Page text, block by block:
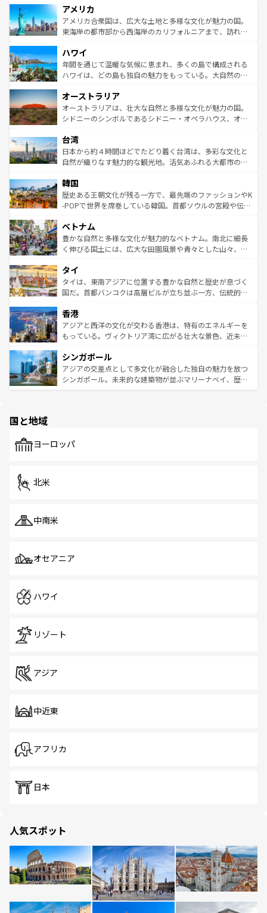
ンツ一覧を参照してほしい。
の建物がそのまま残る町や、スイスならではのユニークな
博物館もあり、アルプス観光だけでなく町歩きも満喫する
ことができる。国民の所得が高いため物価も高いが、旅行
ば市内交通費無料で観光を楽しむこともできる。 なお、新
着のスイス情報はコンテンツ一覧 を参照してほしい。
アメリカ
アメリカ合衆国は、広大な土地と多様な文化が魅力の国。
東海岸の都市部から西海岸のカリフォルニアまで、訪れる
のような巨大都市は、観光、ショッピング、エンターテイ
ンメントが詰まった刺激的なスポットだ。一方、アメリカ
西部には大自然が広がり、グランドキャニオンやイエロー
部のニューオーリンズでは、音楽と美食が融合した独特の
文化が魅力。旅行者はアメリカの各地域で異なる魅力を楽
しみながら、その多様性と豊かな歴史を感じることができ
ならではの贅沢な旅のスタイルだ。 なお、新着のアメリカ
情報はコンテンツ一覧を参照してほしい。
ハワイ
年間を通じて温暖な気候に恵まれ、多くの島で構成される
ハワイは、どの島も独自の魅力をもっている。大自然の神
ワイ島は見逃せない。また、定番の観光地といえばオアフ
島だが、静かな自然を求めるならマウイ島やカウアイ島が
おすすめ。エメラルドグリーンに輝く海をはじめ、豊かな
れるおもてなしの心で訪れる人々を迎えてくれるハワイの
人々、おいしいローカルフードやハワイアンミュージッ
ク、伝統的なフラダンスなど、すべてがハワイの魅力を彩
ワイを、存分に味わってほしい。 なお、新着のハワイ情報
はコンテンツ一覧を参照してほしい。
オーストラリア
オーストラリアは、壮大な自然と多様な文化が魅力の国。
シドニーのシンボルであるシドニー・オペラハウス、オー
リアリーフや大陸中央部にそびえるウルル（エアーズロッ
ク）、タスマニアの美しい原生林やケアンズの熱帯雨林な
ど、見どころがたくさん。また、カフェやワイン、オージ
いる。アクティビティも充実しており、サーフィンやダイ
ビング、ハイキングなど、アウトドア好きにはたまらな
い。オーストラリアの多彩な魅力を存分に味わいつくそ
参照してほしい。
台湾
日本から約４時間ほどでたどり着く台湾は、多彩な文化と
自然が織りなす魅力的な観光地。活気あふれる大都市の台
ン）、静ひつな山岳地帯である台湾東部など、都市の喧騒
と山間の静けさが共存しており、訪れる人に新しい発見と
驚きをもたらしてくれる。また、奥深い台湾の食文化も魅
容にもいいと評判のスイーツなど、バラエティ豊かな料理
が味わえる。 なお、新着の台湾情報は コンテンツ一覧を参
照してほしい。
韓国
歴史ある王朝文化が残る一方で、最先端のファッションやK
-POPで世界を席巻している韓国。首都ソウルの宮殿や伝統
き、地方に足を延ばせば四季折々の自然美を楽しむことが
できる。そして、キムチや焼肉、絶品のストリートフード
まで、さまざまな韓国料理が待っている。夜には、韓国な
リティに包まれながら、韓国の多彩な魅力を心ゆくまで味
わってみてほしい。 なお、新着の韓国情報はコンテンツ一
覧を参照してほしい。
ベトナム
豊かな自然と多様な文化が魅力的なベトナム。南北に細長
く伸びる国土には、広大な田園風景や青々とした山々、世
急速な発展と共に伝統が息づく。ハノイの古い町並みやホ
ーチミン市のフランス統治時代の建物も、独特の雰囲気を
醸し出している。また、バラエティの豊かさとおいしさで
とつ。フォーやバインミー、ベトナムコーヒーなどは、ぜ
ひ現地で味わいたい。どの地域を訪れてもあたたかい人々
が旅行者を迎えてくれるので、きっと忘れられない旅にな
参照してほしい。
タイ
タイは、東南アジアに位置する豊かな自然と歴史が息づく
国だ。首都バンコクは高層ビルが立ち並ぶ一方、伝統的な
の活気が交差している。北部ではチェンマイなどの山岳地
帯で自然と触れ合い、南部ではプーケットやクラビの美し
いビーチでリゾート気分を楽しむことができる。タイ料理
激する。気候は一年中温暖で、どの季節にも異なる楽しみ
が待っている。親しみやすいタイの人々、仏教を中心とし
た文化、そして多様な観光資源が、訪れる旅人を魅了し続
香港
アジアと西洋の文化が交わる香港は、特有のエネルギーを
もっている。ヴィクトリア湾に広がる壮大な景色、近未来
み、どこを訪れても感動するはず。観光スポットが密集し
ており、効率よく見どころを回れるのも魅力。息をのむよ
うな絶景から文化的な体験まで、香港を存分に楽しみ尽く
シンガポール
アジアの交差点として多文化が融合した独自の魅力を放つ
シンガポール。未来的な建築物が並ぶマリーナベイ、歴史
で、ホーカーズは地元の風情を楽しめる外せないスポット
国と地域
ヨーロッパ
北米
中南米
オセアニア
ハワイ
リゾート
アジア
中近東
アフリカ
日本
人気スポット